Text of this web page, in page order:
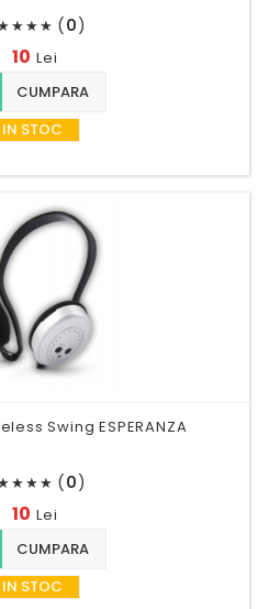
★★★ (0)
10 Lei
CUMPARA
IN STOC
Swing ESPERANZA
★★★ (0)
10 Lei
CUMPARA
IN STOC